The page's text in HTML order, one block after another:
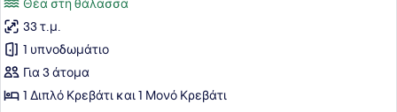
των
φωτογραφιών
για
Bungalow
1st
33 τ.μ.
1 υπνοδωμάτιο
Για 3 άτομα
1 Διπλό Κρεβάτι και 1 Μονό Κρεβάτι